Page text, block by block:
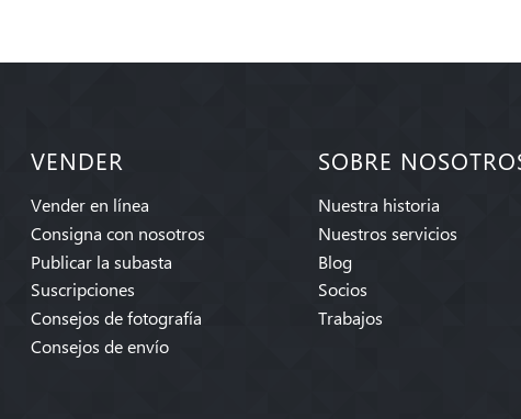
VENDER
Vender en línea
Consigna con nosotros
Publicar la subasta
Suscripciones
Consejos de fotografía
Consejos de envío
SOBRE
Nuestra historia
Nuestros servicios
Blog
Socios
Trabajos